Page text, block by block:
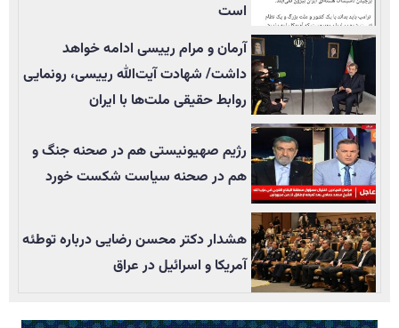
است
آرمان و مرام رییسی ادامه خواهد
داشت/ شهادت آیت‌الله رییسی، رونمایی
روابط حقیقی ملت‌ها با ایران
رژیم صهیونیستی هم در صحنه جنگ و
هم در صحنه سیاست شکست خورد
هشدار دکتر محسن رضایی درباره توطئه
آمریکا و اسرائیل در عراق